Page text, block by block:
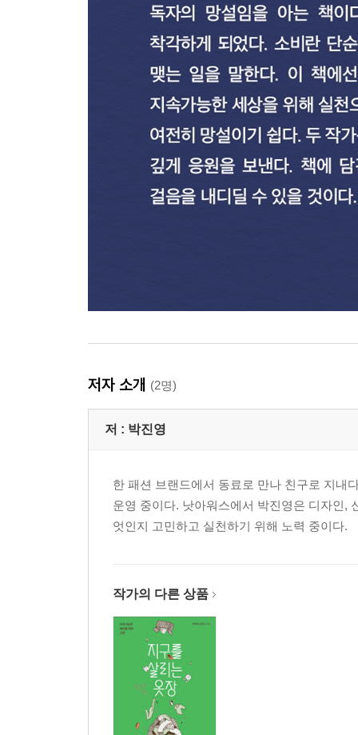
저자 소개 (2명)
저 : 박진영
한 패션 브랜드에서 동료로 만나 친구로 지내
운영 중이다. 낫아워스에서 박진영은 디자인,
엇인지 고민하고 실천하기 위해 노력 중이다.
작가의 다른 상품